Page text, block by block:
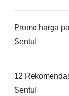
Promo harga
Sentul
12
Sentul